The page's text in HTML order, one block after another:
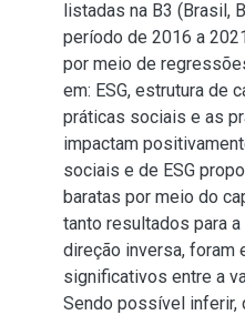
listadas na B3 (Brasil,
período de 2016 a
por meio de
em: ESG, estrutura de
práticas sociais e as
impactam
sociais e de ESG
baratas por meio do
tanto resultados para
direção inversa, foram
significativos entre a
Sendo possível inferir,